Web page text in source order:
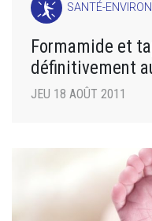
SANTÉ-
Formamide et
définitivement
JEU 18 AOÛT 2011